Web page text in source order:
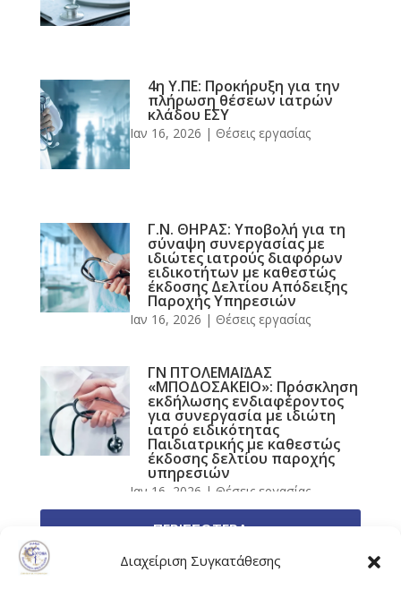
Διαχείριση Συγκατάθεσης
4η Υ.ΠΕ: Προκήρυξη για την
πλήρωση θέσεων ιατρών
κλάδου ΕΣΥ
Ιαν 16, 2026 | Θέσεις εργασίας
Γ.Ν. ΘΗΡΑΣ: Υποβολή για τη
σύναψη συνεργασίας με
ιδιώτες ιατρούς διαφόρων
ειδικοτήτων με καθεστώς
έκδοσης Δελτίου Απόδειξης
Παροχής Υπηρεσιών
Ιαν 16, 2026 | Θέσεις εργασίας
ΓΝ ΠΤΟΛΕΜΑΪΔΑΣ
«ΜΠΟΔΟΣΑΚΕΙΟ»: Πρόσκληση
εκδήλωσης ενδιαφέροντος
για συνεργασία με ιδιώτη
ιατρό ειδικότητας
Παιδιατρικής με καθεστώς
έκδοσης δελτίου παροχής
υπηρεσιών
Ιαν 16, 2026 | Θέσεις εργασίας
ΠΕΡΙΣΣΟΤΕΡΑ